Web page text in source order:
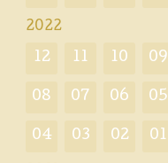
2022
12 11 10 09
08 07 06 05
04 03 02 01